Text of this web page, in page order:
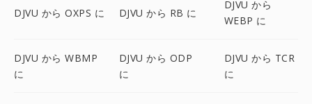
DJVU から OXPS に DJVU から RB に
DJVU から
WEBP に
DJVU から WBMP
に
DJVU から ODP
に
DJVU から TCR
に